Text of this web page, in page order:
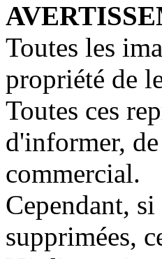
Toutes les
propriété de
Toutes ces
d'informer,
commercial.
Cependant,
supprimées,